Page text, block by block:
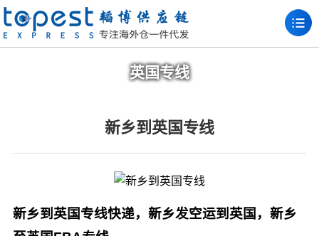
英国专线
新乡到英国专线
新乡到英国专线快递，新乡发空运到英国，新乡